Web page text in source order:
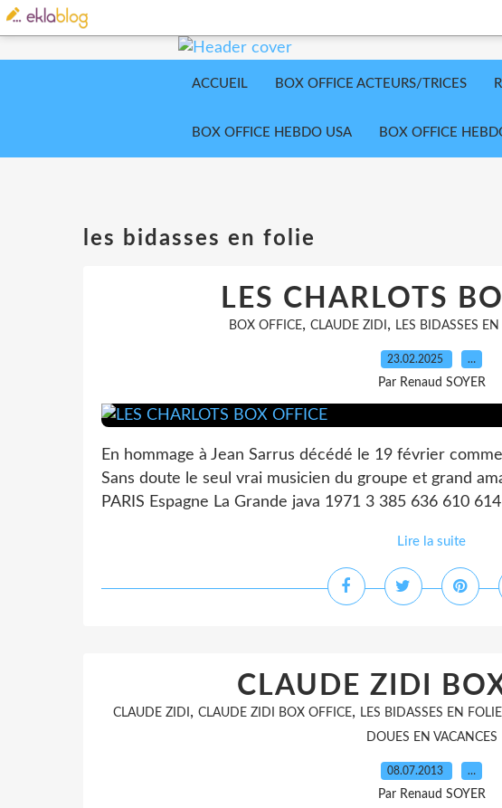
ACCUEIL BOX OFFICE ACTEURS/TRICES
BOX OFFICE HEBDO USA BOX OFFICE
les bidasses en folie
LES CHARLOTS
BOX OFFICE, CLAUDE ZIDI , LES BIDASSES
23.02.2025 …
Par Renaud SOYER
En hommage à Jean Sarrus décédé le 19 février
Sans doute le seul vrai musicien du groupe et grand
PARIS Espagne La Grande java 1971 3 385 636 610
Lire la suite
CLAUDE ZIDI
CLAUDE ZIDI , CLAUDE ZIDI BOX OFFICE, LES BIDASSES EN FOLIE
DOUES EN VACANCES
08.07.2013 …
Par Renaud SOYER